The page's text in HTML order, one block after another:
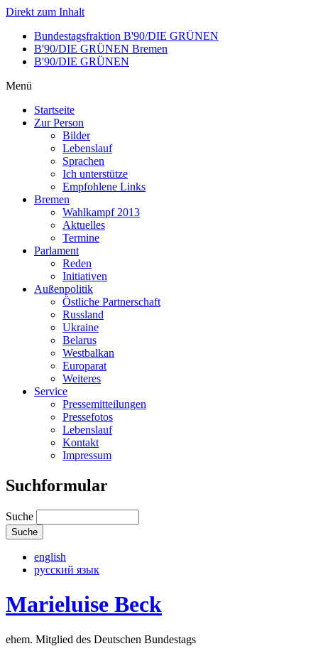
Direkt zum Inhalt
Bundestagsfraktion B'90/DIE GRÜNEN
B'90/DIE GRÜNEN Bremen
B'90/DIE GRÜNEN
Menü
Startseite
Zur Person
Bilder
Lebenslauf
Sprachen
Ich unterstütze
Empfohlene Links
Bremen
Wahlkampf 2013
Aktuelles
Termine
Parlament
Reden
Initiativen
Außenpolitik
Östliche Partnerschaft
Russland
Ukraine
Belarus
Westbalkan
Europarat
Weiteres
Service
Pressemitteilungen
Pressefotos
Lebenslauf
Kontakt
Impressum
Suchformular
Suche
english
русский язык
Marieluise Beck
ehem. Mitglied des Deutschen Bundestags